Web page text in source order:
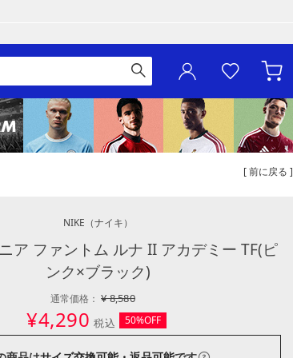
[ 前に戻る ]
NIKE （ナイキ）
ア ファントム ルナ II アカデミー TF(ピ
ンク×ブラック)
通常価格：¥ 8,580
¥4,290 税込 50%OFF